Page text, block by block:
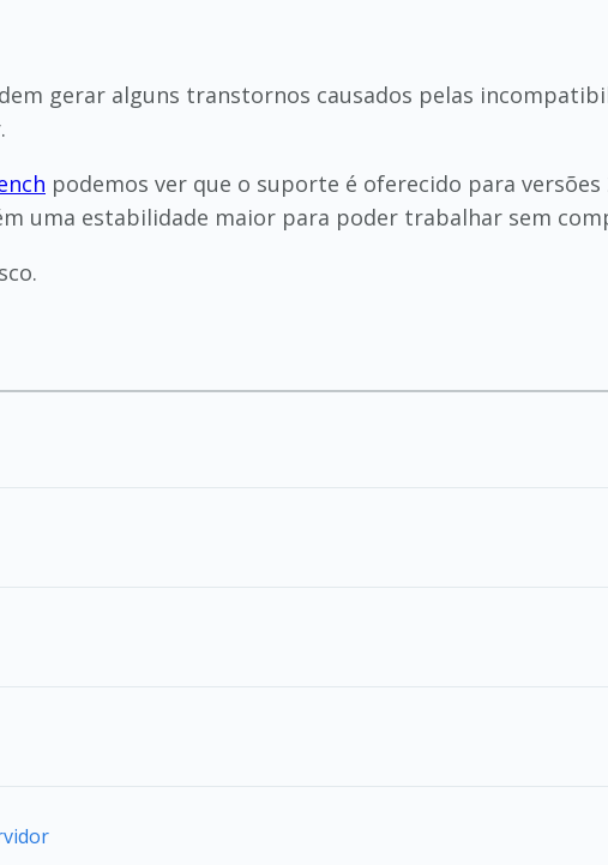
gerar alguns transtornos causados pelas
podemos ver que o suporte é oferecido para versões
uma estabilidade maior para poder trabalhar sem